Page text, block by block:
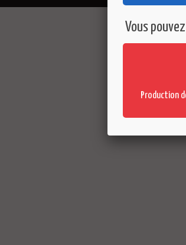
Vous
Production